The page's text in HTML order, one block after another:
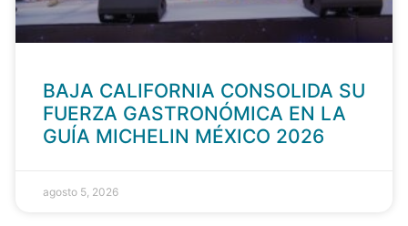
BAJA CALIFORNIA CONSOLIDA SU
FUERZA GASTRONÓMICA EN LA
GUÍA MICHELIN MÉXICO 2026
agosto 5, 2026